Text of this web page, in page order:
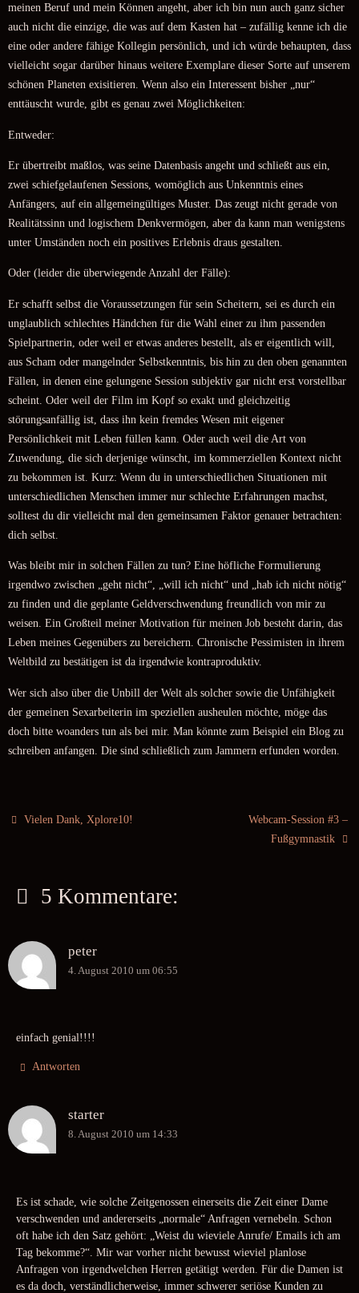
meinen Beruf und mein Können angeht, aber ich bin nun auch ganz sicher
auch nicht die einzige, die was auf dem Kasten hat – zufällig kenne ich die
eine oder andere fähige Kollegin persönlich, und ich würde behaupten, dass
vielleicht sogar darüber hinaus weitere Exemplare dieser Sorte auf unserem
schönen Planeten exisitieren. Wenn also ein Interessent bisher „nur“
enttäuscht wurde, gibt es genau zwei Möglichkeiten:
Entweder:
Er übertreibt maßlos, was seine Datenbasis angeht und schließt aus ein,
zwei schiefgelaufenen Sessions, womöglich aus Unkenntnis eines
Anfängers, auf ein allgemeingültiges Muster. Das zeugt nicht gerade von
Realitätssinn und logischem Denkvermögen, aber da kann man wenigstens
unter Umständen noch ein positives Erlebnis draus gestalten.
Oder (leider die überwiegende Anzahl der Fälle):
Er schafft selbst die Voraussetzungen für sein Scheitern, sei es durch ein
unglaublich schlechtes Händchen für die Wahl einer zu ihm passenden
Spielpartnerin, oder weil er etwas anderes bestellt, als er eigentlich will,
aus Scham oder mangelnder Selbstkenntnis, bis hin zu den oben genannten
Fällen, in denen eine gelungene Session subjektiv gar nicht erst vorstellbar
scheint. Oder weil der Film im Kopf so exakt und gleichzeitig
störungsanfällig ist, dass ihn kein fremdes Wesen mit eigener
Persönlichkeit mit Leben füllen kann. Oder auch weil die Art von
Zuwendung, die sich derjenige wünscht, im kommerziellen Kontext nicht
zu bekommen ist. Kurz: Wenn du in unterschiedlichen Situationen mit
unterschiedlichen Menschen immer nur schlechte Erfahrungen machst,
solltest du dir vielleicht mal den gemeinsamen Faktor genauer betrachten:
dich selbst.
Was bleibt mir in solchen Fällen zu tun? Eine höfliche Formulierung
irgendwo zwischen „geht nicht“, „will ich nicht“ und „hab ich nicht nötig“
zu finden und die geplante Geldverschwendung freundlich von mir zu
weisen. Ein Großteil meiner Motivation für meinen Job besteht darin, das
Leben meines Gegenübers zu bereichern. Chronische Pessimisten in ihrem
Weltbild zu bestätigen ist da irgendwie kontraproduktiv.
Wer sich also über die Unbill der Welt als solcher sowie die Unfähigkeit
der gemeinen Sexarbeiterin im speziellen ausheulen möchte, möge das
doch bitte woanders tun als bei mir. Man könnte zum Beispiel ein Blog zu
schreiben anfangen. Die sind schließlich zum Jammern erfunden worden.
Vielen Dank, Xplore10!
Webcam-Session #3 –
Fußgymnastik
5 Kommentare:
peter
4. August 2010 um 06:55
einfach genial!!!!
Antworten
starter
8. August 2010 um 14:33
Es ist schade, wie solche Zeitgenossen einerseits die Zeit einer Dame
verschwenden und andererseits „normale“ Anfragen vernebeln. Schon
oft habe ich den Satz gehört: „Weist du wieviele Anrufe/ Emails ich am
Tag bekomme?“. Mir war vorher nicht bewusst wieviel planlose
Anfragen von irgendwelchen Herren getätigt werden. Für die Damen ist
es da doch, verständlicherweise, immer schwerer seriöse Kunden zu